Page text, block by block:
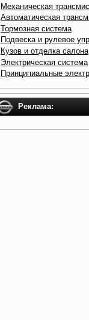
Механическая
Автоматическая
Тормозная система
Подвеска и рулевое
Кузов и отделка салона
Электрическая система
Принципиальные
Реклама: